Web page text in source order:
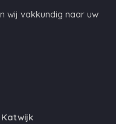
wij vakkundig naar uw